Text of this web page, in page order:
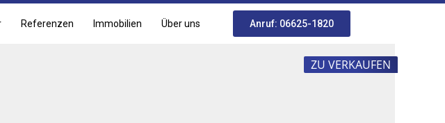
Referenzen Immobilien Über uns Anruf: 06625-1820
ZU VERKAUFEN